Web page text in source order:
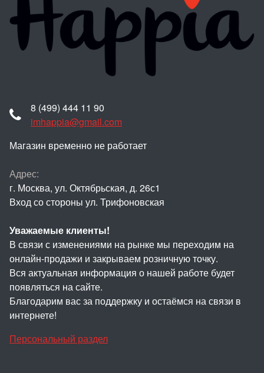
8 (499) 444 11 90
imhappia@gmail.com
Магазин временно не работает
Адрес:
г. Москва, ул. Октябрьская, д. 26с1
Вход со стороны ул. Трифоновская
Уважаемые клиенты!
В связи с изменениями на рынке мы переходим на
онлайн-продажи и закрываем розничную точку.
Вся актуальная информация о нашей работе будет
появляться на сайте.
Благодарим вас за поддержку и остаёмся на связи в
интернете!
Персональный раздел